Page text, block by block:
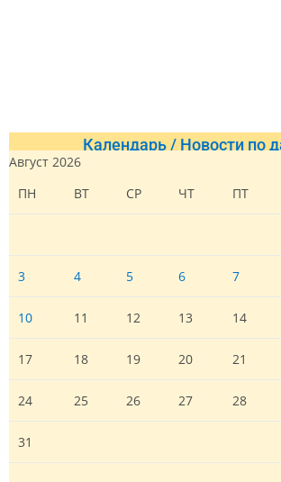
Календарь / Новости по
Август 2026
ПН
ВТ СР ЧТ ПТ
3 4 5 6 7
10 11 12 13 14
17 18 19 20 21
24 25 26 27 28
31